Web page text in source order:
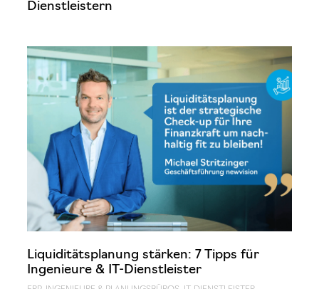
Dienstleistern
Liquiditätsplanung stärken: 7 Tipps für
Ingenieure & IT-Dienstleister